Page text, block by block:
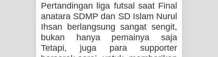
Pertandingan liga futsal saat Final
anatara SDMP dan SD Islam Nurul
Ihsan berlangsung sangat sengit,
bukan hanya pemainya saja
Tetapi, juga para supporter